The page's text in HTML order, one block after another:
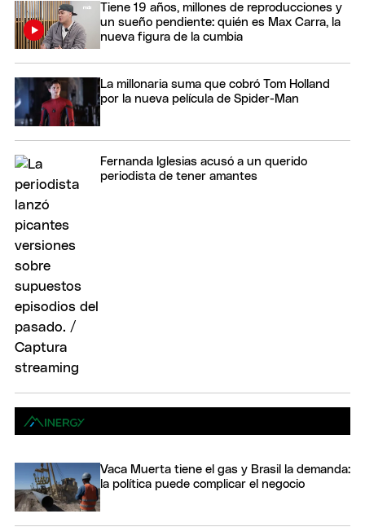
Tiene 19 años, millones de reproducciones y
un sueño pendiente: quién es Max Carra, la
nueva figura de la cumbia
La millonaria suma que cobró Tom Holland
por la nueva película de Spider-Man
Fernanda Iglesias acusó a un querido
periodista de tener amantes
Vaca Muerta tiene el gas y Brasil la demanda:
la política puede complicar el negocio